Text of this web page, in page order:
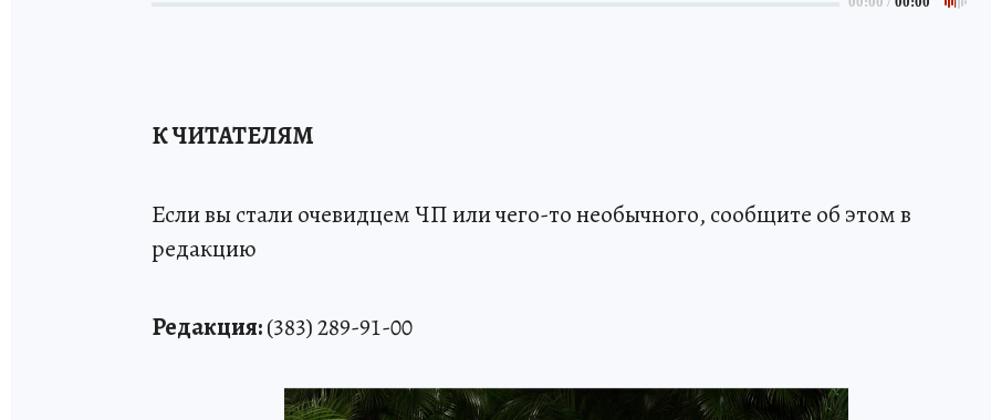
К ЧИТАТЕЛЯМ
Если вы стали очевидцем ЧП или чего-то необычного, сообщите об этом в
редакцию
Редакция:(383) 289-91-00